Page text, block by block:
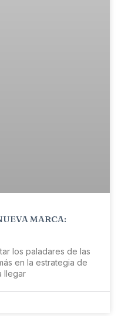
MARCA:
los paladares de las
en la estrategia de
llegar